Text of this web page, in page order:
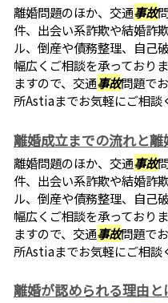
離婚問題のほか、交通事故
件、出会い系詐欺や結婚詐
ル、倒産や債務整理、自己
幅広くご相談を承っており
ますので、交通事故問題で
所Astiaまでお気軽にご相談
離婚成立までの流れと
離婚問題のほか、交通事故
件、出会い系詐欺や結婚詐
ル、倒産や債務整理、自己
幅広くご相談を承っており
ますので、交通事故問題で
所Astiaまでお気軽にご相談
離婚が認められる理由と